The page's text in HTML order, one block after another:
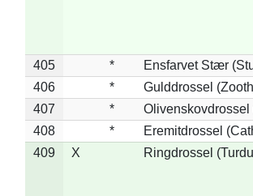
405 *
Ensfarvet Stær
406
*
Gulddrossel
407
*
408
*
Eremitdrossel
409
X Ringdrossel